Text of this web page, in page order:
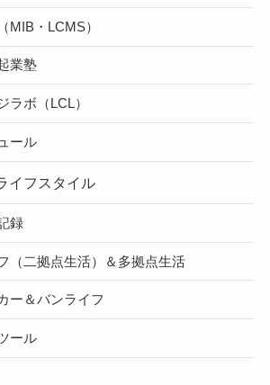
MIB・LCMS）
業塾
ラボ（LCL）
ール
イフスタイル
録
（二拠点生活）＆多拠点生活
ー＆バンライフ
ール